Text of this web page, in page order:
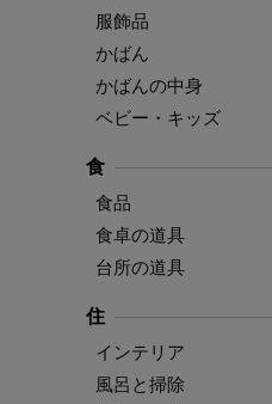
服飾品
かばん
かばんの中身
ベビー・キッズ
食
食品
食卓の道具
台所の道具
住
インテリア
風呂と掃除